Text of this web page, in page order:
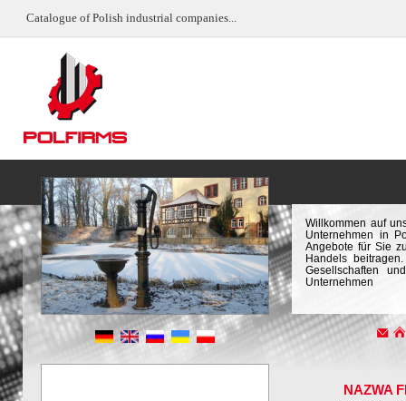
Catalogue of Polish industrial companies...
Willkommen auf
Unternehmen in
Angebote für Sie
Handels
Gesellschaften
Unternehmen
NAZWA